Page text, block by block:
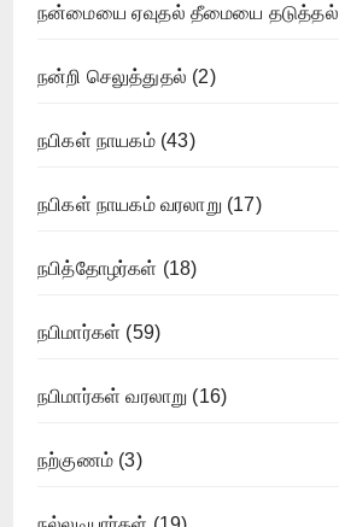
நன்மையை ஏவுதல் தீமையை தடுத்தல்
நன்றி செலுத்துதல் (2)
நபிகள் நாயகம்(43)
நபிகள் நாயகம் வரலாறு (17)
நபித்தோழர்கள் (18)
நபிமார்கள் (59)
நபிமார்கள் வரலாறு (16)
நற்குணம் (3)